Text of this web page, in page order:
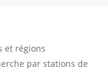
et régions
par stations de